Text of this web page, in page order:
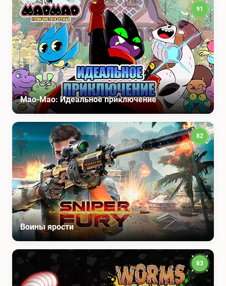
Мао-Мао: Идеальное приключение
91
Воины ярости
82
83